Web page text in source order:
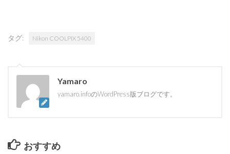
タグ: Nikon COOLPIX 5400
Yamaro
yamaro.infoのWordPress版ブログです。
おすすめ